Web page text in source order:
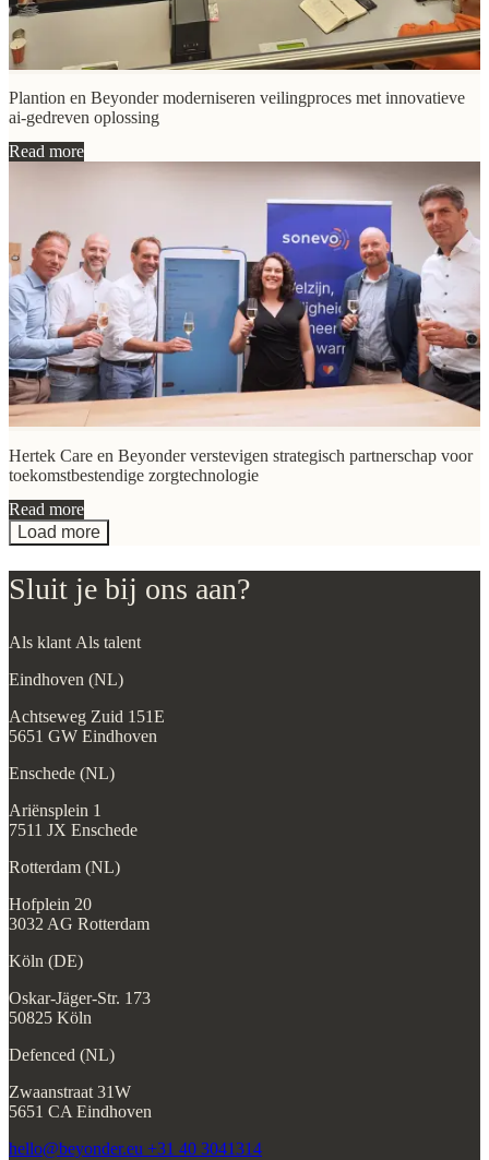
Plantion en Beyonder moderniseren veilingproces met innovatieve
ai-gedreven oplossing
Read more
Hertek Care en Beyonder verstevigen strategisch partnerschap voor
toekomstbestendige zorgtechnologie
Read more
Load more
Sluit je bij ons aan?
Als klant Als talent
Eindhoven (NL)
Achtseweg Zuid 151E
5651 GW Eindhoven
Enschede (NL)
Ariënsplein 1
7511 JX Enschede
Rotterdam (NL)
Hofplein 20
3032 AG Rotterdam
Köln (DE)
Oskar-Jäger-Str. 173
50825 Köln
Defenced (NL)
Zwaanstraat 31W
5651 CA Eindhoven
hello@beyonder.eu +31 40 3041314